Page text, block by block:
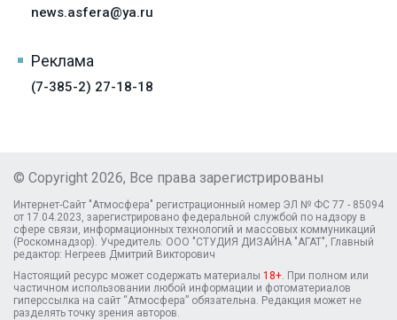
news.asfera@ya.ru
Реклама
(7-385-2) 27-18-18
© Copyright 2026, Все права зарегистрированы
Интернет-Сайт "Атмосфера" регистрационный номер ЭЛ № ФС 77 - 85094
от 17.04.2023, зарегистрировано федеральной службой по надзору в
сфере связи, информационных технологий и массовых коммуникаций
(Роскомнадзор). Учредитель: ООО "СТУДИЯ ДИЗАЙНА "АГАТ", Главный
редактор: Негреев Дмитрий Викторович
Настоящий ресурс может содержать материалы 18+ . При полном или
частичном использовании любой информации и фотоматериалов
гиперссылка на сайт “Атмосфера” обязательна. Редакция может не
разделять точку зрения авторов.